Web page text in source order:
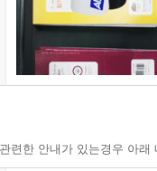
련한 안내가 있는경우 아